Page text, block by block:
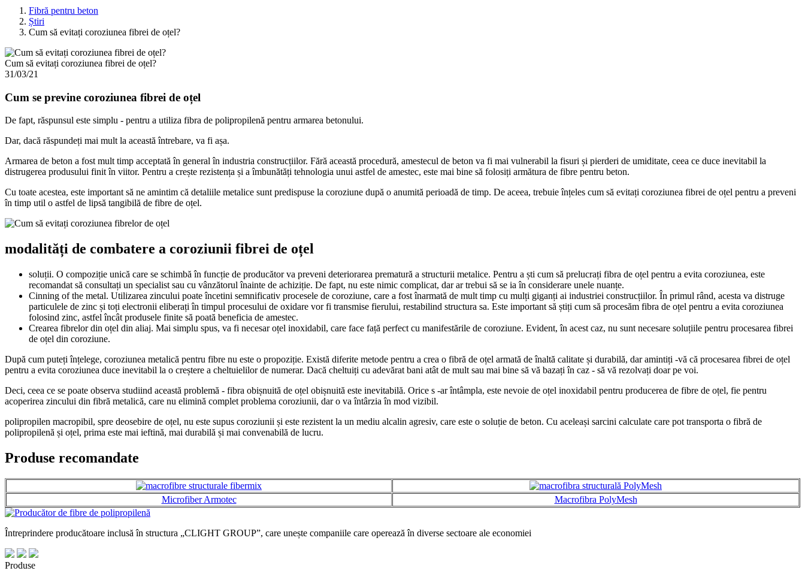
Fibră pentru beton
Știri
Cum să evitați coroziunea fibrei de oțel?
Cum să evitați coroziunea fibrei de oțel?
31/03/21
Cum se previne coroziunea fibrei de oțel
De fapt, răspunsul este simplu - pentru a utiliza fibra de polipropilenă pentru armarea betonului.
Dar, dacă răspundeți mai mult la această întrebare, va fi așa.
Armarea de beton a fost mult timp acceptată în general în industria construcțiilor. Fără această procedură, amestecul de beton va fi mai vulnerabil la fisuri și pierderi de umiditate, ceea ce duce inevitabil la
distrugerea produsului finit în viitor. Pentru a crește rezistența și a îmbunătăți tehnologia unui astfel de amestec, este mai bine să folosiți armătura de fibre pentru beton.
Cu toate acestea, este important să ne amintim că detaliile metalice sunt predispuse la coroziune după o anumită perioadă de timp. De aceea, trebuie înțeles cum să evitați coroziunea fibrei de oțel pentru a preveni
în timp util o astfel de lipsă tangibilă de fibre de oțel.
modalități de combatere a coroziunii fibrei de oțel
soluții. O compoziție unică care se schimbă în funcție de producător va preveni deteriorarea prematură a structurii metalice. Pentru a ști cum să prelucrați fibra de oțel pentru a evita coroziunea, este
recomandat să consultați un specialist sau cu vânzătorul înainte de achiziție. De fapt, nu este nimic complicat, dar ar trebui să se ia în considerare unele nuanțe.
Cinning of the metal. Utilizarea zincului poate încetini semnificativ procesele de coroziune, care a fost înarmată de mult timp cu mulți giganți ai industriei construcțiilor. În primul rând, acesta va distruge
particulele de zinc și toți electronii eliberați în timpul procesului de oxidare vor fi transmise fierului, restabilind structura sa. Este important să știți cum să procesăm fibra de oțel pentru a evita coroziunea
folosind zinc, astfel încât produsele finite să poată beneficia de amestec.
Crearea fibrelor din oțel din aliaj. Mai simplu spus, va fi necesar oțel inoxidabil, care face față perfect cu manifestările de coroziune. Evident, în acest caz, nu sunt necesare soluțiile pentru procesarea fibrei
de oțel din coroziune.
După cum puteți înțelege, coroziunea metalică pentru fibre nu este o propoziție. Există diferite metode pentru a crea o fibră de oțel armată de înaltă calitate și durabilă, dar amintiți -vă că procesarea fibrei de oțel
pentru a evita coroziunea duce inevitabil la o creștere a cheltuielilor de numerar. Dacă cheltuiți cu adevărat bani atât de mult sau mai bine să vă bazați în caz - să vă rezolvați doar pe voi.
Deci, ceea ce se poate observa studiind această problemă - fibra obișnuită de oțel obișnuită este inevitabilă. Orice s -ar întâmpla, este nevoie de oțel inoxidabil pentru producerea de fibre de oțel, fie pentru
acoperirea zincului din fibră metalică, care nu elimină complet problema coroziunii, dar o va întârzia în mod vizibil.
polipropilen macropibil, spre deosebire de oțel, nu este supus coroziunii și este rezistent la un mediu alcalin agresiv, care este o soluție de beton. Cu aceleași sarcini calculate care pot transporta o fibră de
polipropilenă și oțel, prima este mai ieftină, mai durabilă și mai convenabilă de lucru.
Produse recomandate
Microfiber Armotec Macrofibra PolyMesh
Întreprindere producătoare inclusă în structura „CLIGHT GROUP”, care unește companiile care operează în diverse sectoare ale economiei
Produse